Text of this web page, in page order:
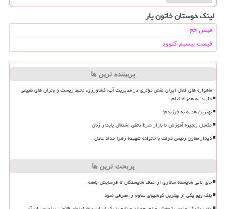
لینک دوستان خاتون یار
فیش حج
قیمت بیسیم کنوود
پربیننده ترین ها
ماهواره های فعال ایران نقش مؤثری در مدیریت آب، کشاورزی، محیط زیست و بحران های طبیعی
دارند به همراه فیلم
بهترین هدیه به فرزندم!
تکمیل زنجیره آموزش تا بازار شرط تحقق اشتغال پایدار زنان
دیدار معاون رئیس دولت با خانواده شهیده زهرا حداد عادل
پربحث ترین ها
جای خالی شایسته سالاری از حذف شایستگان تا فرسایش جامعه
بلک ویو یکی از بهترین گوشیهای مقاوم را معرفی نمود